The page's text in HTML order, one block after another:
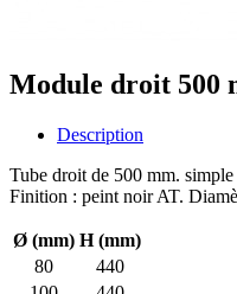
Module droit 500
Description
Tube droit de 500 mm.
Finition : peint noir AT.
Ø (mm) H (mm)
80
440